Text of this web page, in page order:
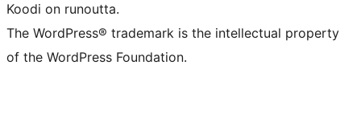
Koodi on runoutta.
The WordPress® trademark is the intellectual property
of the WordPress Foundation.